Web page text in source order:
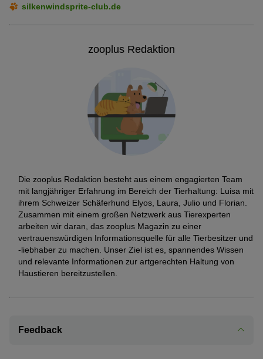
silkenwindsprite-club.de
zooplus Redaktion
Die zooplus Redaktion besteht aus einem engagierten Team
mit langjähriger Erfahrung im Bereich der Tierhaltung: Luisa mit
ihrem Schweizer Schäferhund Elyos, Laura, Julio und Florian.
Zusammen mit einem großen Netzwerk aus Tierexperten
arbeiten wir daran, das zooplus Magazin zu einer
vertrauenswürdigen Informationsquelle für alle Tierbesitzer und
-liebhaber zu machen. Unser Ziel ist es, spannendes Wissen
und relevante Informationen zur artgerechten Haltung von
Haustieren bereitzustellen.
Feedback